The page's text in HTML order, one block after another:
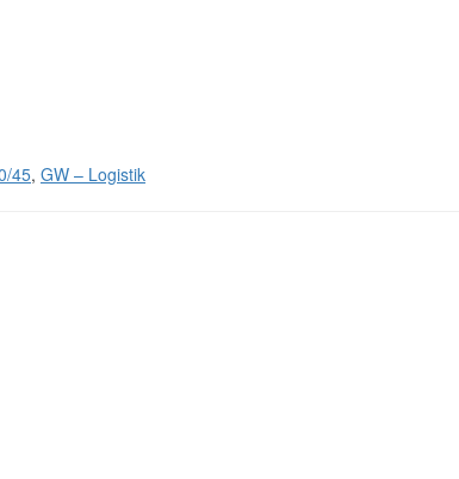
45, GW – Logistik